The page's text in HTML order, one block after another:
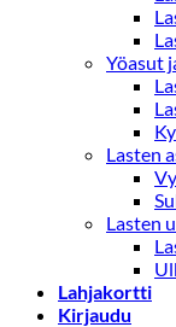
Yöasut
Lasten
Lasten
Lahjakortti
Kirjaudu